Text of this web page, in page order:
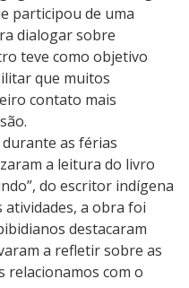
participou de uma
dialogar sobre
teve como objetivo
que muitos
contato mais
as férias
a leitura do livro
do escritor indígena
a obra foi
destacaram
a refletir sobre as
relacionamos com o